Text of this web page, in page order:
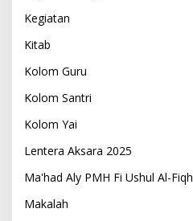
Kegiatan
Kitab
Kolom Guru
Kolom Santri
Kolom Yai
Lentera Aksara 2025
Ma'had Aly PMH Fi Ushul Al-Fiqh
Makalah